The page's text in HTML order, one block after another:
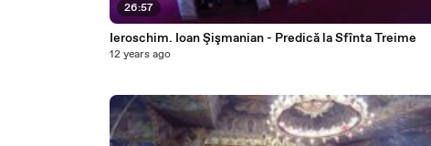
26:57
Ieroschim. Ioan Şişmanian - Predică la Sfînta Treime
12 years ago